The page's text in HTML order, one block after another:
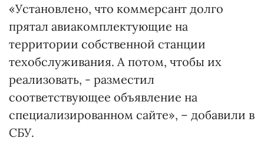
«Установлено, что коммерсант долго
прятал авиакомплектующие на
территории собственной станции
техобслуживания. А потом, чтобы их
реализовать, - разместил
соответствующее объявление на
специализированном сайте», – добавили в
СБУ.